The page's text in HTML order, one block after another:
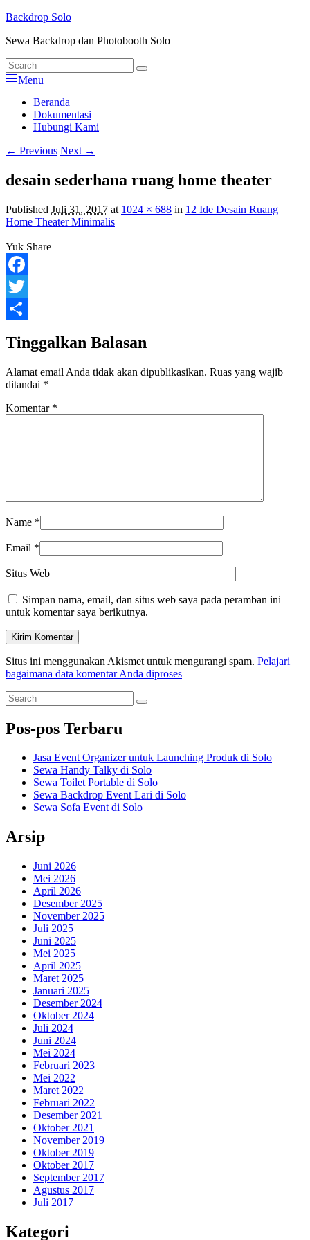
Skip
content
Backdrop Solo
Sewa Backdrop dan Photobooth Solo
Search
for:
Search
Menu
Primary
menu
Beranda
Dokumentasi
Hubungi Kami
Image
← Previous Next →
desain sederhana ruang home theater
Published Juli 31, 2017 at 1024 × 688 in 12 Ide Desain Ruang
Home Theater Minimalis
Yuk Share
Facebook
Twitter
Tinggalkan Balasan
Alamat email Anda tidak akan dipublikasikan. Ruas yang wajib
ditandai *
Komentar *
Name *
Email *
Situs Web
Simpan nama, email, dan situs web saya pada peramban ini
untuk komentar saya berikutnya.
Situs ini menggunakan Akismet untuk mengurangi spam. Pelajari
bagaimana data komentar Anda diproses
Primary
Widget
Area
Search
for:
Search
Pos-pos Terbaru
Jasa Event Organizer untuk Launching Produk di Solo
Sewa Handy Talky di Solo
Sewa Toilet Portable di Solo
Sewa Backdrop Event Lari di Solo
Sewa Sofa Event di Solo
Arsip
Juni 2026
Mei 2026
April 2026
Desember 2025
November 2025
Juli 2025
Juni 2025
Mei 2025
April 2025
Maret 2025
Januari 2025
Desember 2024
Oktober 2024
Juli 2024
Juni 2024
Mei 2024
Februari 2023
Mei 2022
Maret 2022
Februari 2022
Desember 2021
Oktober 2021
November 2019
Oktober 2019
Oktober 2017
September 2017
Agustus 2017
Juli 2017
Kategori